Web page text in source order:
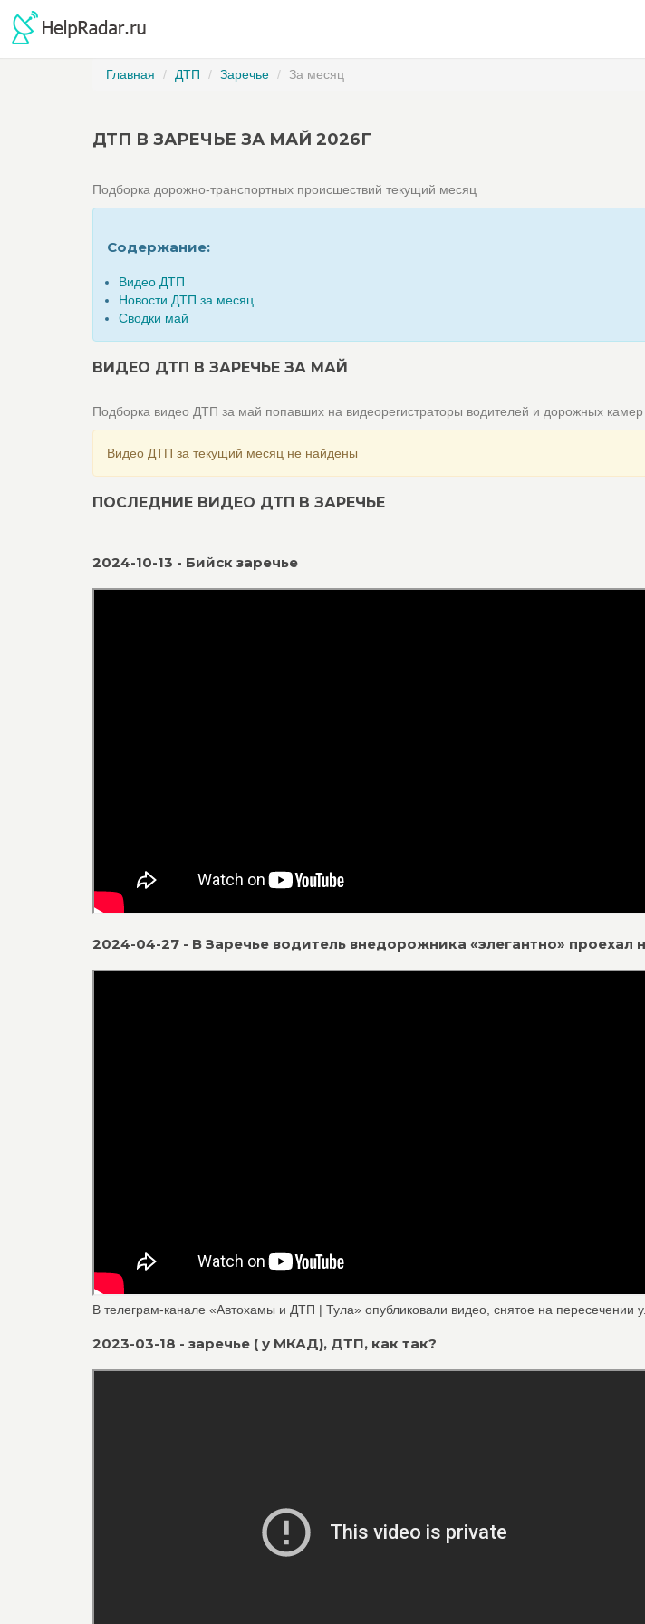
Главная ДТП Заречье За месяц
ДТП В ЗАРЕЧЬЕ ЗА МАЙ 2026Г
Подборка дорожно-транспортных происшествий текущий месяц
Содержание:
Видео ДТП
Новости ДТП за месяц
Сводки май
ВИДЕО ДТП В ЗАРЕЧЬЕ ЗА МАЙ
Подборка видео ДТП за май попавших на видеорегистраторы водителей и дорожных
Видео ДТП за текущий месяц не найдены
ПОСЛЕДНИЕ ВИДЕО ДТП В ЗАРЕЧЬЕ
2024-10-13 - Бийск заречье
2024-04-27 - В Заречье водитель внедорожника «элегантно» проехал
В телеграм-канале «Автохамы и ДТП | Тула» опубликовали видео, снятое на пересечении
2023-03-18 - заречье ( у МКАД), ДТП, как так?